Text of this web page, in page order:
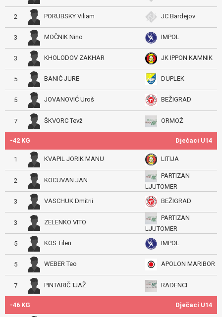
2 PORUBSKY Viliam JC Bardejov
3 MOČNIK Nino IMPOL
3 KHOLODOV ZAKHAR JK IPPON KAMNIK
5 BANIČ JURE DUPLEK
5 JOVANOVIĆ Uroš BEŽIGRAD
7 ŠKVORC Tevž ORMOŽ
-42 KG Dječaci U14
1 KVAPIL JORIK MANU LITIJA
2 KOCUVAN JAN
PARTIZAN
LJUTOMER
3
VASCHUK Dmitrii BEŽIGRAD
3 ZELENKO VITO
PARTIZAN
LJUTOMER
5
KOS Tilen IMPOL
5 WEBER Teo APOLON MARIBOR
7 PINTARIČ TJAŽ RADENCI
-46 KG Dječaci U14